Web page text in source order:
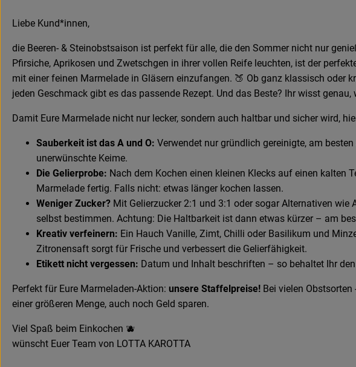
Liebe Kund*innen,
die Beeren- & Steinobstsaison ist perfekt für alle, die den Sommer nicht nur
Pfirsiche, Aprikosen und Zwetschgen in ihrer vollen Reife leuchten, ist der
mit einer feinen Marmelade in Gläsern einzufangen. 🍑 Ob ganz klassisch oder
jeden Geschmack gibt es das passende Rezept. Und das Beste? Ihr wisst
Damit Eure Marmelade nicht nur lecker, sondern auch haltbar und sicher wird,
Sauberkeit ist das A und O: Verwendet nur gründlich gereinigte, am
unerwünschte Keime.
Die Gelierprobe: Nach dem Kochen einen kleinen Klecks auf einen kalten
Marmelade fertig. Falls nicht: etwas länger kochen lassen.
Weniger Zucker? Mit Gelierzucker 2:1 und 3:1 oder sogar Alternativen
selbst bestimmen. Achtung: Die Haltbarkeit ist dann etwas kürzer – am
Kreativ verfeinern: Ein Hauch Vanille, Zimt, Chilli oder Basilikum und
Zitronensaft sorgt für Frische und verbessert die Gelierfähigkeit.
Etikett nicht vergessen: Datum und Inhalt beschriften – so behaltet Ihr
Perfekt für Eure Marmeladen-Aktion: unsere Staffelpreise! Bei vielen
einer größeren Menge, auch noch Geld sparen.
Viel Spaß beim Einkochen 🫐
wünscht Euer Team von LOTTA KAROTTA